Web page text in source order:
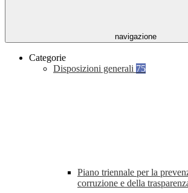
navigazione
Categorie
Disposizioni generali 75
Piano triennale per la
corruzione e della